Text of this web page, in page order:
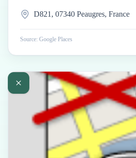
D821, 07340 Peaugres, France
Source: Google Places